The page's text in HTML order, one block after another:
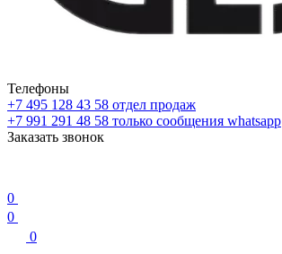
Телефоны
+7 495 128 43 58 отдел продаж
+7 991 291 48 58 только сообщения whatsapp
Заказать звонок
0
0
0